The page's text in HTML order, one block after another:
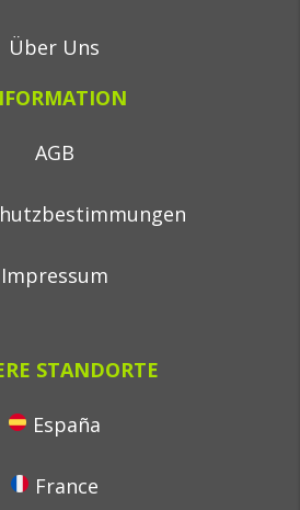
Über Uns
AGB
Impressum
STANDORTE
España
France